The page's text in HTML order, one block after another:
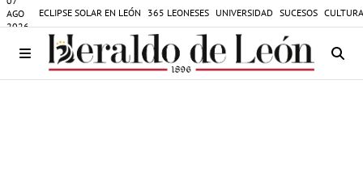
AGO
2026
ECLIPSE SOLAR EN LEÓN 365 LEONESES UNIVERSIDAD SUCESOS